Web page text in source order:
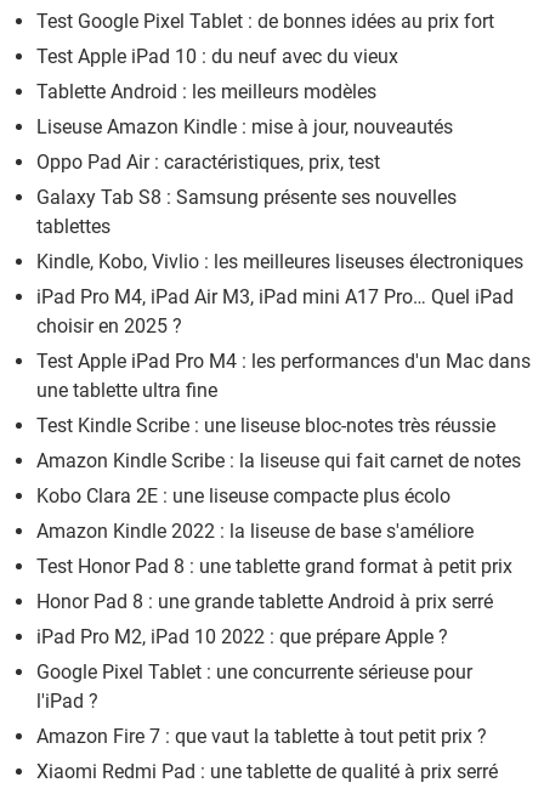
Test Google Pixel Tablet : de bonnes idées au prix fort
Test Apple iPad 10 : du neuf avec du vieux
Tablette Android : les meilleurs modèles
Liseuse Amazon Kindle : mise à jour, nouveautés
Oppo Pad Air : caractéristiques, prix, test
Galaxy Tab S8 : Samsung présente ses nouvelles
tablettes
Kindle, Kobo, Vivlio : les meilleures liseuses électroniques
iPad Pro M4, iPad Air M3, iPad mini A17 Pro… Quel iPad
choisir en 2025 ?
Test Apple iPad Pro M4 : les performances d'un Mac dans
une tablette ultra fine
Test Kindle Scribe : une liseuse bloc-notes très réussie
Amazon Kindle Scribe : la liseuse qui fait carnet de notes
Kobo Clara 2E : une liseuse compacte plus écolo
Amazon Kindle 2022 : la liseuse de base s'améliore
Test Honor Pad 8 : une tablette grand format à petit prix
Honor Pad 8 : une grande tablette Android à prix serré
iPad Pro M2, iPad 10 2022 : que prépare Apple ?
Google Pixel Tablet : une concurrente sérieuse pour
l'iPad ?
Amazon Fire 7 : que vaut la tablette à tout petit prix ?
Xiaomi Redmi Pad : une tablette de qualité à prix serré